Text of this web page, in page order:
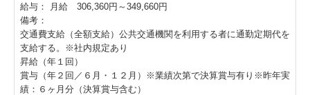
給与：
月給 306,360円～349,660円
備考：
交通費支給（全額支給）公共交通機関を利用する者に通勤定期代を
支給する。※社内規定あり
昇給（年１回）
賞与（年２回／６月・１２月）※業績次第で決算賞与有り※昨年実
績：６ヶ月分（決算賞与含む）